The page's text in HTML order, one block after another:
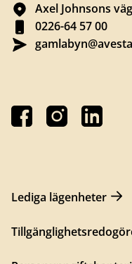
Axel Johnsons
0226-64 57 00
Lediga lägenheter